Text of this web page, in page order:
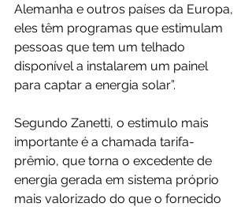
Alemanha e outros países da Europa,
eles têm programas que estimulam
pessoas que tem um telhado
disponível a instalarem um painel
para captar a energia solar”.
Segundo Zanetti, o estimulo mais
importante é a chamada tarifa-
prêmio, que torna o excedente de
energia gerada em sistema próprio
mais valorizado do que o fornecido